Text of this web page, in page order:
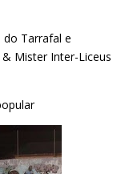
do Tarrafal e
Mister Inter-Liceus